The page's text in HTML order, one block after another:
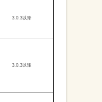
3.0.3以降
3.0.3以降